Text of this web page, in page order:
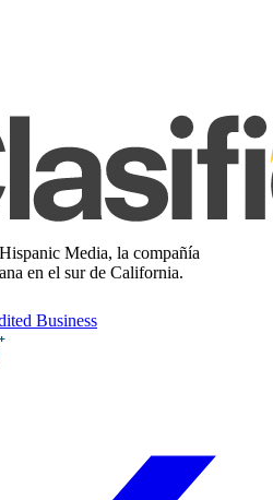
Media, la compañía
en el sur de California.
Business